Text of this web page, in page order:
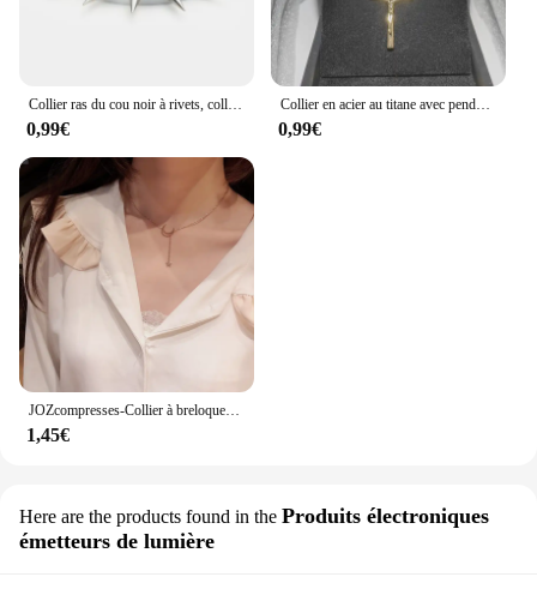
Collier ras du cou noir à rivets, collier gothique en Faux cuir Punk Rock pour femmes et filles, Costume Harajuku, bijoux gothiques
0,99€
Collier en acier au titane avec pendentif croix plaqué or pour hommes et femmes, accessoires de bijoux
0,99€
JOZcompresses-Collier à breloques étoile pointue pour femmes, lecture de cristal simple, clavicule délicate, bijoux à la mode, vente en gros, 2023
1,45€
Here are the products found in the Produits électroniques
émetteurs de lumière